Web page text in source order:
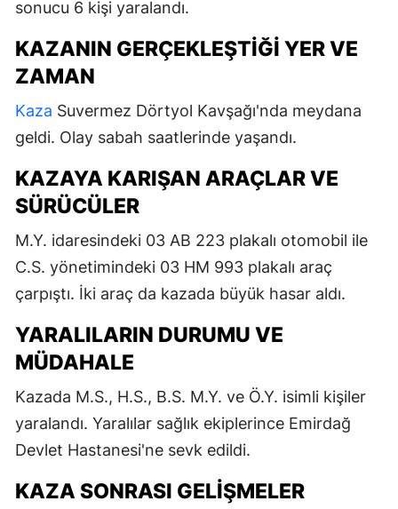
sonucu 6 kişi yaralandı.
KAZANIN GERÇEKLEŞTIĞI YER VE
ZAMAN
Kaza Suvermez Dörtyol Kavşağı'nda meydana
geldi. Olay sabah saatlerinde yaşandı.
KAZAYA KARIŞAN ARAÇLAR VE
SÜRÜCÜLER
M.Y. idaresindeki 03 AB 223 plakalı otomobil ile
C.S. yönetimindeki 03 HM 993 plakalı araç
çarpıştı. İki araç da kazada büyük hasar aldı.
YARALILARIN DURUMU VE
MÜDAHALE
Kazada M.S., H.S., B.S. M.Y. ve Ö.Y. isimli kişiler
yaralandı. Yaralılar sağlık ekiplerince Emirdağ
Devlet Hastanesi'ne sevk edildi.
KAZA SONRASI GELIŞMELER